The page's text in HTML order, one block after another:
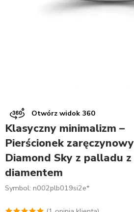
Otwórz widok 360
Klasyczny minimalizm –
Pierścionek zaręczynowy
Diamond Sky z palladu z
diamentem
Symbol: n002plb019si2e*